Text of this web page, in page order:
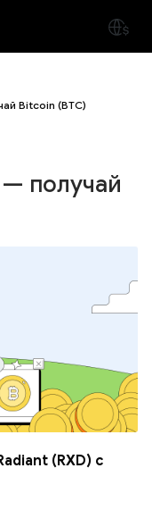
Bitcoin (BTC)
получай
(RXD) с